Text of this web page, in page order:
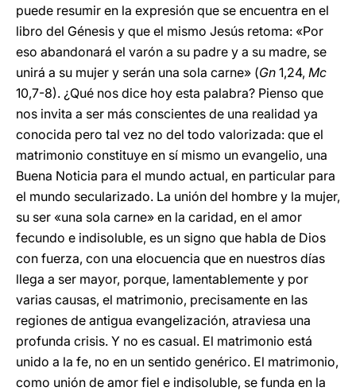
puede resumir en la expresión que se encuentra en el
libro del Génesis y que el mismo Jesús retoma: «Por
eso abandonará el varón a su padre y a su madre, se
unirá a su mujer y serán una sola carne» (Gn 1,24, Mc
10,7-8). ¿Qué nos dice hoy esta palabra? Pienso que
nos invita a ser más conscientes de una realidad ya
conocida pero tal vez no del todo valorizada: que el
matrimonio constituye en sí mismo un evangelio, una
Buena Noticia para el mundo actual, en particular para
el mundo secularizado. La unión del hombre y la mujer,
su ser «una sola carne» en la caridad, en el amor
fecundo e indisoluble, es un signo que habla de Dios
con fuerza, con una elocuencia que en nuestros días
llega a ser mayor, porque, lamentablemente y por
varias causas, el matrimonio, precisamente en las
regiones de antigua evangelización, atraviesa una
profunda crisis. Y no es casual. El matrimonio está
unido a la fe, no en un sentido genérico. El matrimonio,
como unión de amor fiel e indisoluble, se funda en la